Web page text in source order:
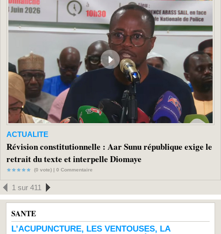
ACTUALITE
Révision constitutionnelle : Aar Sunu république exige le
retrait du texte et interpelle Diomaye
(0 vote) | 0 Commentaire
1 sur 411
SANTE
L’ACUPUNCTURE, LES VENTOUSES, LA